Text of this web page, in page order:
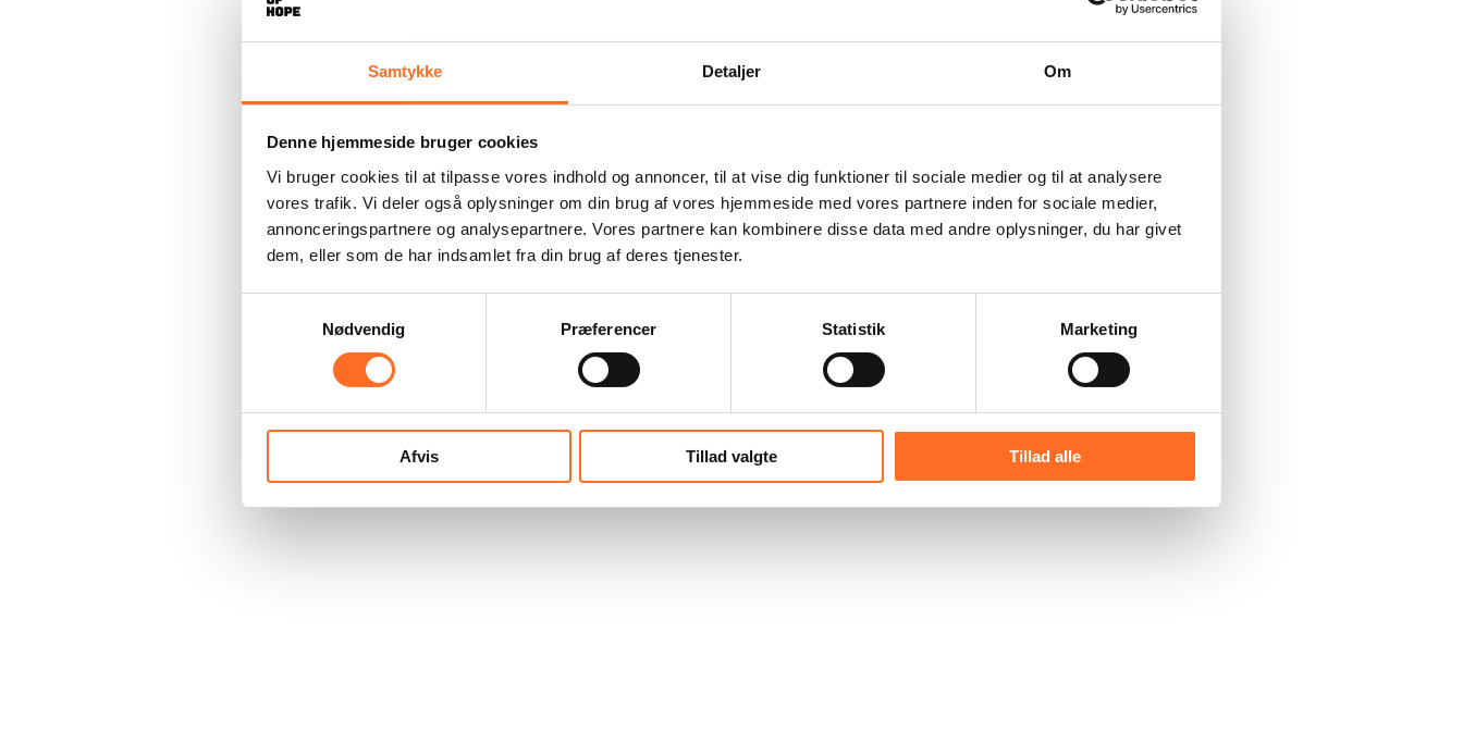
Samtykke Detaljer Om
Denne hjemmeside bruger cookies
Vi bruger cookies til at tilpasse vores indhold og annoncer, til at vise dig funktioner til sociale medier og til at analysere
vores trafik. Vi deler også oplysninger om din brug af vores hjemmeside med vores partnere inden for sociale medier,
annonceringspartnere og analysepartnere. Vores partnere kan kombinere disse data med andre oplysninger, du har givet
dem, eller som de har indsamlet fra din brug af deres tjenester.
Nødvendig
Præferencer Statistik Marketing
Afvis Tillad valgte Tillad alle